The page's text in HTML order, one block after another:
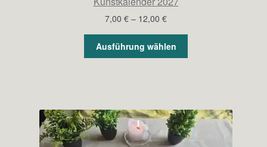
7,00 € – 12,00 €Preisspanne:
bis
12,00 €
Ausführung wählen